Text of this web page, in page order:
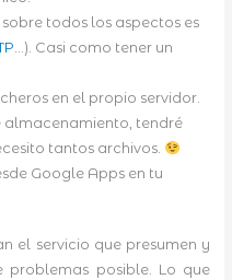
todos los aspectos es
…). Casi como tener un
en el propio servidor.
tendré
tantos archivos.
Google Apps en tu
el servicio que presumen y
posible. Lo que